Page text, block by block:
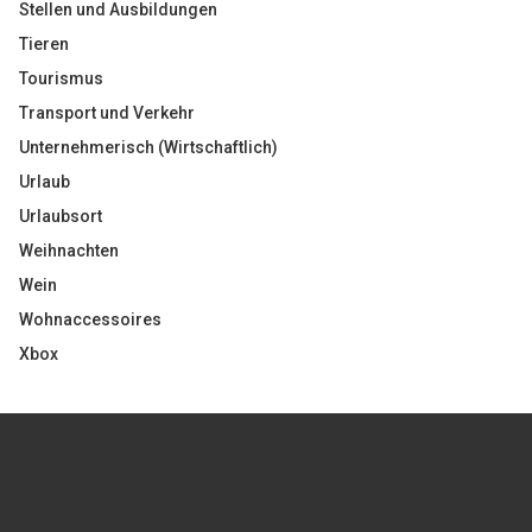
Stellen und Ausbildungen
Tieren
Tourismus
Transport und Verkehr
Unternehmerisch (Wirtschaftlich)
Urlaub
Urlaubsort
Weihnachten
Wein
Wohnaccessoires
Xbox